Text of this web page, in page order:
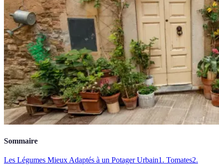
Sommaire
Les Légumes Mieux Adaptés à un Potager Urbain1. Tomates2.